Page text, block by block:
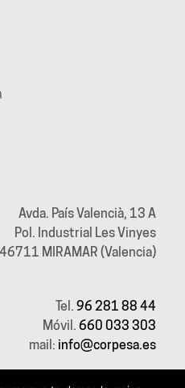
Avda. País Valencià, 13 A
Pol. Industrial Les Vinyes
46711 MIRAMAR (Valencia)
Tel.96 281 88 44
Móvil.660 033 303
mail: info@corpesa.es